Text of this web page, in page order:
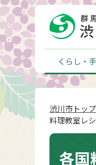
くらし・
渋川市トップ
料理教室レ
各国